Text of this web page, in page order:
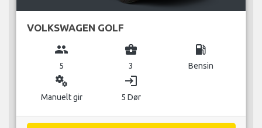
VOLKSWAGEN GOLF
group
5
business_center
3
local_gas_station
Bensin
miscellaneous_services
Manuelt gir
login
5 Dør